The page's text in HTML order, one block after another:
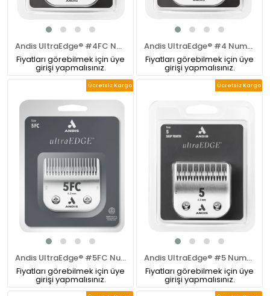
Andis UltraEdge® #4FC Numara Pet Tıraş Makinesi Bıçağı
Fiyatları görebilmek için üye
girişi yapmalısınız.
Andis UltraEdge® #4 Numara Pet Tıraş Makinesi Bıçağı
Fiyatları görebilmek için üye
girişi yapmalısınız.
Andis UltraEdge® #5FC Numara Pet Tıraş Makinesi Bıçağı
Ücretsiz Kargo
Fiyatları görebilmek için üye
girişi yapmalısınız.
Andis UltraEdge® #5 Numara Skip Tooth Pet Tıraş Makinesi Bıçağı
Ücretsiz Kargo
Fiyatları görebilmek için üye
girişi yapmalısınız.